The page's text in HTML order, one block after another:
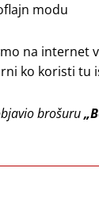
modu
na internet
ko koristi tu
brošuru